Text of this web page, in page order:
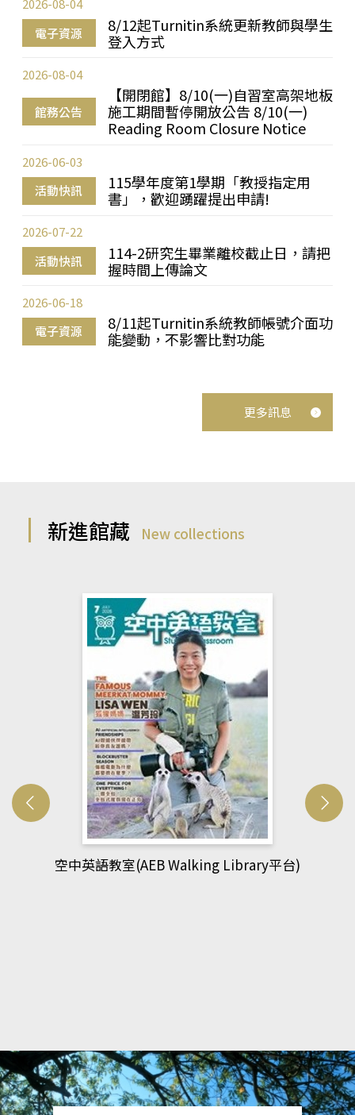
電子資源
8/12起Turnitin系統更新教師與學生
登入方式
2026-08-04
館務公告
【開閉館】8/10(一)自習室高架地板
施工期間暫停開放公告 8/10(一)
Reading Room Closure Notice
2026-08-04
活動快訊
115學年度第1學期「教授指定用
書」，歡迎踴躍提出申請!
2026-06-03
活動快訊
114-2研究生畢業離校截止日，請把
握時間上傳論文
2026-07-22
電子資源
8/11起Turnitin系統教師帳號介面功
能變動，不影響比對功能
2026-06-18
更多訊息
新進館藏 New collections
網管人(kono平台)